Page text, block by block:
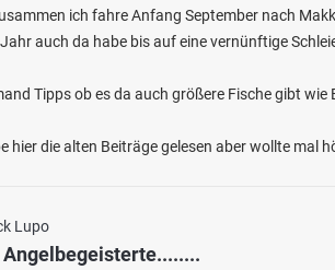
ich fahre Anfang September nach
auch da habe bis auf eine vernünftige
Tipps ob es da auch größere Fische gibt
hier die alten Beiträge gelesen aber wollte mal
Lupo